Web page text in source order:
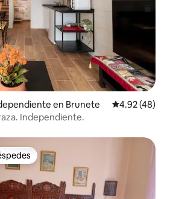
en Brunete Calificación
4.92 (48)
Independiente.
entre huéspedes